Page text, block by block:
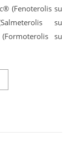
(Fenoterolis su
su
su